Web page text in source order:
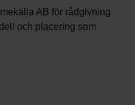
AB för rådgivning
och placering som